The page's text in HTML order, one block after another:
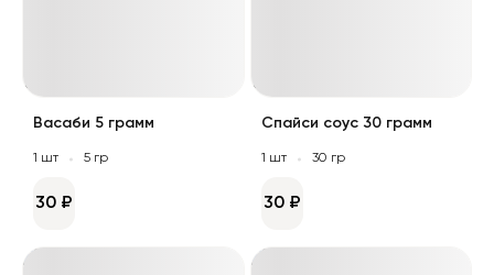
Васаби 5 грамм
1 шт 5 гр
30 ₽
Спайси соус 30 грамм
1 шт 30 гр
30 ₽